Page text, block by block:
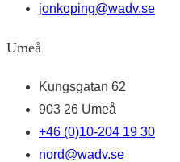
jonkoping@wadv.se
Umeå
Kungsgatan 62
903 26 Umeå
+46 (0)10-204 19 30
nord@wadv.se